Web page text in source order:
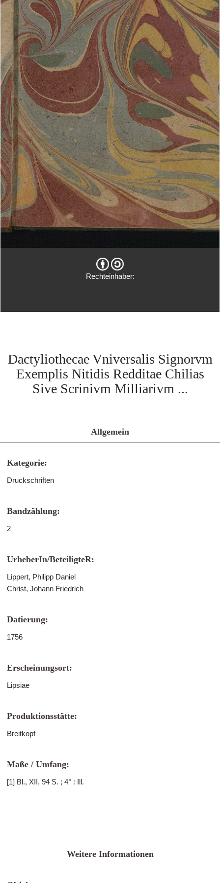
Rechteinhaber:
Dactyliothecae Vniversalis Signorvm
Exemplis Nitidis Redditae Chilias
Sive Scrinivm Milliarivm ...
Allgemein
Kategorie:
Druckschriften
Bandzählung:
2
UrheberIn/BeteiligteR:
Lippert, Philipp Daniel
Christ, Johann Friedrich
Datierung:
1756
Erscheinungsort:
Lipsiae
Produktionsstätte:
Breitkopf
Maße / Umfang:
[1] Bl., XII, 94 S. ; 4° : Ill.
Weitere Informationen